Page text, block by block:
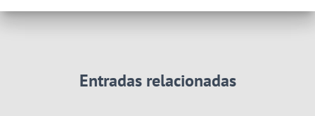
Entradas relacionadas